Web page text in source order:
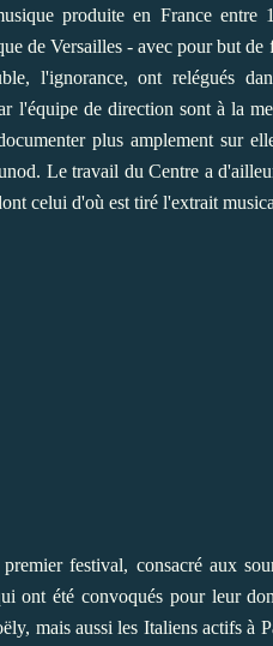
produite en France
de Versailles - avec pour but
l'ignorance, ont relégués
l'équipe de direction sont à la
plus amplement sur
Le travail du Centre a
celui d'où est tiré l'extrait
festival, consacré aux
ont été convoqués pour leur
mais aussi les Italiens actifs à